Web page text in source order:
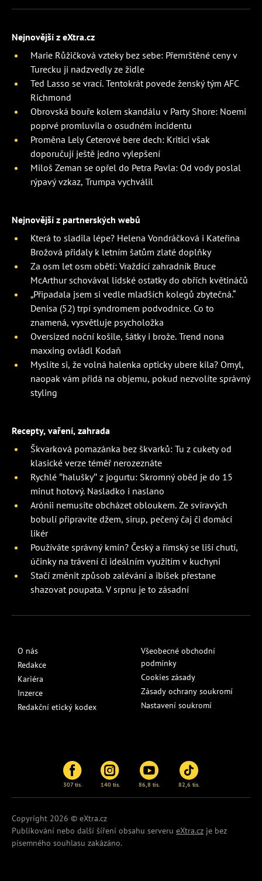
Nejnovější z eXtra.cz
Marie Růžičková vzteky bez sebe: Přemrštěné ceny v
Turecku ji nadzvedly ze židle
Ted Lasso se vrací. Tentokrát povede ženský tým AFC
Richmond
Obrovská bouře kolem skandálu v Party Shore: Noemi
poprvé promluvila o osudném incidentu
Proměna Lely Ceterové bere dech: Kritici však
doporučují ještě jedno vylepšení
Miloš Zeman se opřel do Petra Pavla: Od vody poslal
rýpavý vzkaz, Trumpa vychválil
Nejnovější z partnerských webů
Která to sladila lépe? Helena Vondráčková i Kateřina
Brožová přidaly k letním šatům zlaté doplňky
Za osm let osm obětí: Vraždící zahradník Bruce
McArthur schovával lidské ostatky do obřích květináčů
„Připadala jsem si vedle mladších kolegů zbytečná.“
Denisa (52) trpí syndromem podvodnice. Co to
znamená, vysvětluje psycholožka
Oversized noční košile, šátky i brože. Trend nona
maxxing ovládl Kodaň
Myslíte si, že volná halenka opticky ubere kila? Omyl,
naopak vám přidá na objemu, pokud nezvolíte správný
styling
Recepty, vaření, zahrada
Škvarková pomazánka bez škvarků: Tu z cukety od
klasické verze téměř nerozeznáte
Rychlé "halušky" z jogurtu: Skromný oběd je do 15
minut hotový. Nasladko i naslano
Arónii nemusíte obcházet obloukem. Ze svíravých
bobulí připravíte džem, sirup, pečený čaj či domácí
likér
Používáte správný kmín? Český a římský se liší chutí,
účinky na trávení či ideálním využitím v kuchyni
Stačí změnit způsob zalévání a ibišek přestane
shazovat poupata. V srpnu je to zásadní
O nás
Redakce
Kariéra
Inzerce
Redakční etický kodex
Všeobecné obchodní
podmínky
Cookies zásady
Zásady ochrany soukromí
Nastavení soukromí
307 tis. 140 tis. 86,8 tis. 82,6 tis.
Copyright 2026 © eXtra.cz
Publikování nebo další šíření obsahu serveru eXtra.cz je bez
písemného souhlasu zakázáno.